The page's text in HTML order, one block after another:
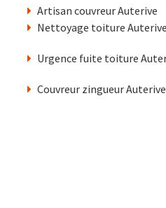
Artisan couvreur Auterive
Nettoyage toiture Auterive
Urgence fuite toiture
Couvreur zingueur Auterive